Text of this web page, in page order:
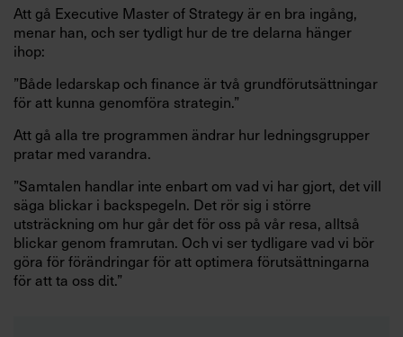
Att gå Executive Master of Strategy är en bra ingång,
menar han, och ser tydligt hur de tre delarna hänger
ihop:
”Både ledarskap och finance är två grundförutsättningar
för att kunna genomföra strategin.”
Att gå alla tre programmen ändrar hur ledningsgrupper
pratar med varandra.
”Samtalen handlar inte enbart om vad vi har gjort, det vill
säga blickar i backspegeln. Det rör sig i större
utsträckning om hur går det för oss på vår resa, alltså
blickar genom framrutan. Och vi ser tydligare vad vi bör
göra för förändringar för att optimera förutsättningarna
för att ta oss dit.”